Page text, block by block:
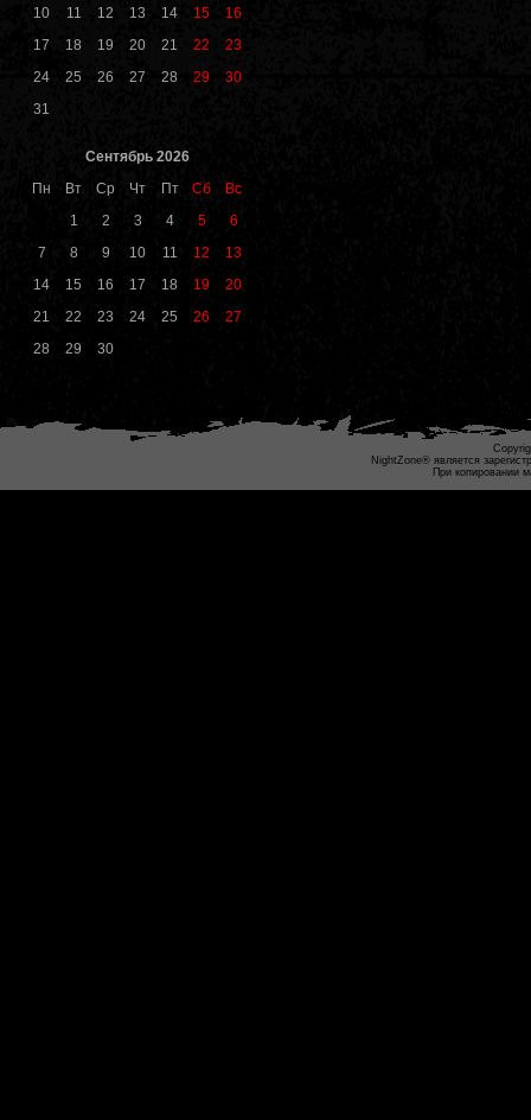
10
11 12 13 14 15
16
17
18 19 20 21 22
23
24
25 26 27 28 29
30
31
Сентябрь 2026
Пн
Вт Ср Чт Пт Сб
Вс
1
2 3 4 5
6
7
8 9 10 11 12
13
14
15 16 17 18 19
20
21
22 23 24 25 26
27
28
29 30
NightZone® является
При копировании